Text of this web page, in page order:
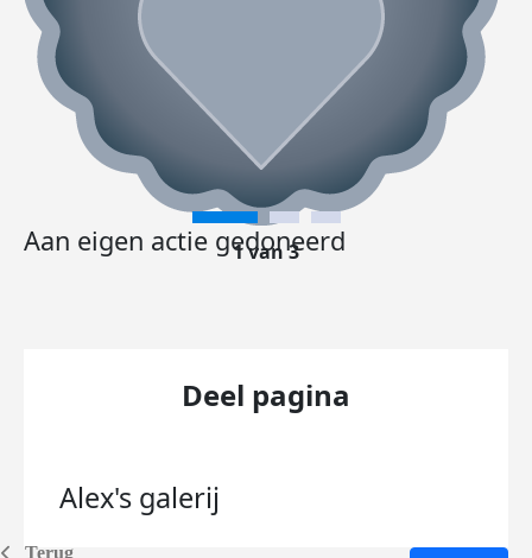
Terug
Aan eigen actie gedoneerd
1 van 3
Deel pagina
Alex's galerij